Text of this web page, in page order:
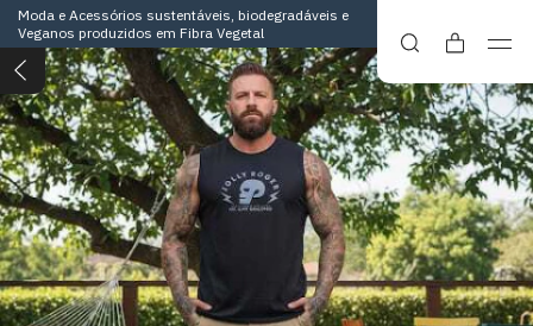
Moda e Acessórios sustentáveis, biodegradáveis e
Veganos produzidos em Fibra Vegetal